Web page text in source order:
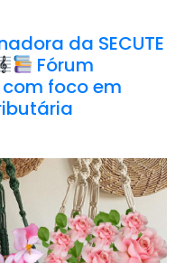
da SECUTE
Fórum
foco em